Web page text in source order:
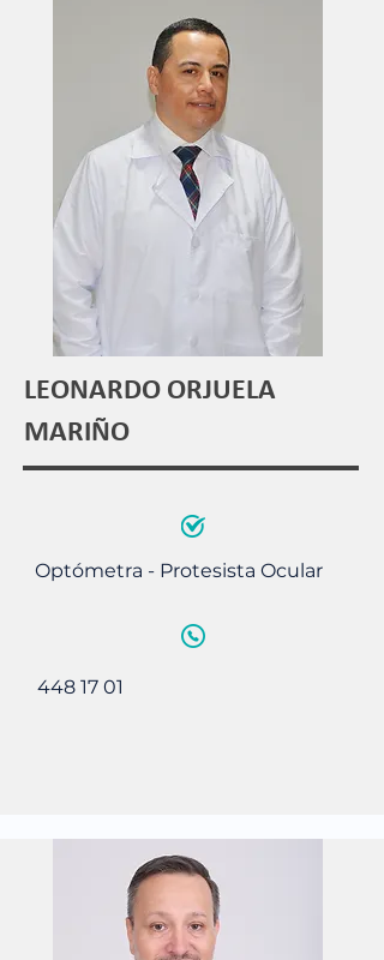
LEONARDO ORJUELA
MARIÑO
Optómetra - Protesista Ocular
448 17 01